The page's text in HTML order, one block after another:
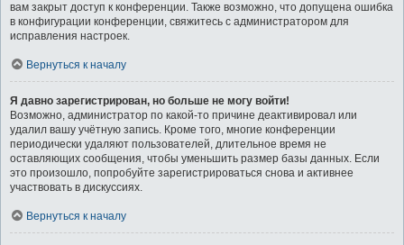
вам закрыт доступ к конференции. Также возможно, что допущена ошибка
в конфигурации конференции, свяжитесь с администратором для
исправления настроек.
Вернуться к началу
Я давно зарегистрирован, но больше не могу войти!
Возможно, администратор по какой-то причине деактивировал или
удалил вашу учётную запись. Кроме того, многие конференции
периодически удаляют пользователей, длительное время не
оставляющих сообщения, чтобы уменьшить размер базы данных. Если
это произошло, попробуйте зарегистрироваться снова и активнее
участвовать в дискуссиях.
Вернуться к началу